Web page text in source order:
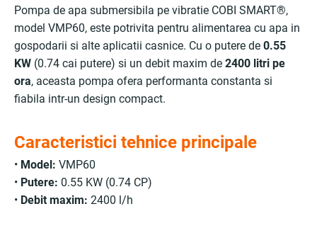
Pompa de apa submersibila pe vibratie COBI SMART®,
model VMP60, este potrivita pentru alimentarea cu apa in
gospodarii si alte aplicatii casnice. Cu o putere de 0.55
KW (0.74 cai putere) si un debit maxim de 2400 litri pe
ora, aceasta pompa ofera performanta constanta si
fiabila intr-un design compact.
Caracteristici tehnice principale
• Model: VMP60
• Putere: 0.55 KW (0.74 CP)
• Debit maxim: 2400 l/h